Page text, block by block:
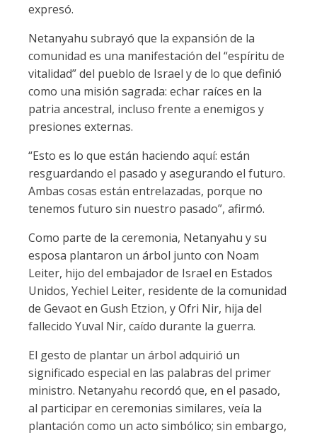
expresó.
Netanyahu subrayó que la expansión de la
comunidad es una manifestación del “espíritu de
vitalidad” del pueblo de Israel y de lo que definió
como una misión sagrada: echar raíces en la
patria ancestral, incluso frente a enemigos y
presiones externas.
“Esto es lo que están haciendo aquí: están
resguardando el pasado y asegurando el futuro.
Ambas cosas están entrelazadas, porque no
tenemos futuro sin nuestro pasado”, afirmó.
Como parte de la ceremonia, Netanyahu y su
esposa plantaron un árbol junto con Noam
Leiter, hijo del embajador de Israel en Estados
Unidos, Yechiel Leiter, residente de la comunidad
de Gevaot en Gush Etzion, y Ofri Nir, hija del
fallecido Yuval Nir, caído durante la guerra.
El gesto de plantar un árbol adquirió un
significado especial en las palabras del primer
ministro. Netanyahu recordó que, en el pasado,
al participar en ceremonias similares, veía la
plantación como un acto simbólico; sin embargo,